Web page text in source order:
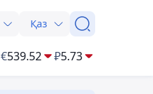
Қаз
€539.52 ₽5.73